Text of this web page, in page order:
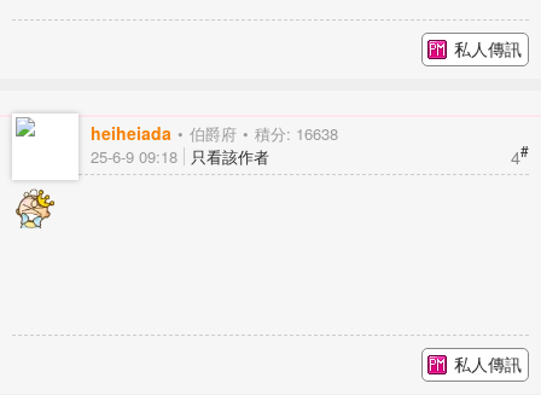
私人傳訊
heiheiada 伯爵府 積分: 16638
4#
25-6-9 09:18 只看該作者
私人傳訊